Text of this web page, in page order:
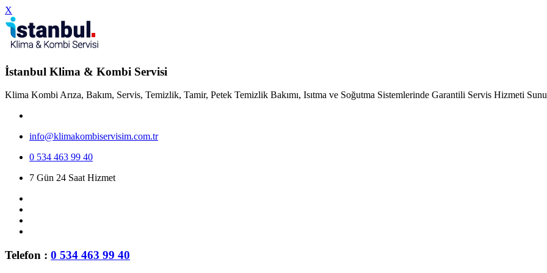
X
İstanbul Klima & Kombi Servisi
Klima Kombi Arıza, Bakım, Servis, Temizlik, Tamir, Petek Temizlik Bakımı, Isıtma ve Soğutma Sistemlerinde Garantili Servis Hizmeti
info@klimakombiservisim.com.tr
0 534 463 99 40
7 Gün 24 Saat Hizmet
Telefon : 0 534 463 99 40